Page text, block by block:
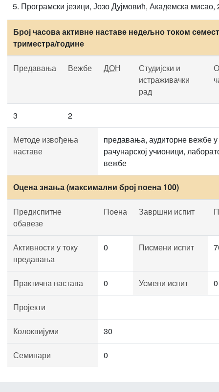
Програмски језици, Јозо Дујмовић, Академска мисао,
Број часова активне наставе недељно током
триместра/године
Предавања Вежбе ДОН
Студијски и
истраживачки
рад
3 2
Методе извођења
наставе
предавања, аудиторне вежбе у
рачунарској учионици,
вежбе
Оцена знања (максимални број поена 100)
Предиспитне
обавезе
Поена Завршни испит
Активности у току
предавања
0 Писмени испит
Практична настава 0 Усмени испит 0
Пројекти
Колоквијуми 30
Семинари 0